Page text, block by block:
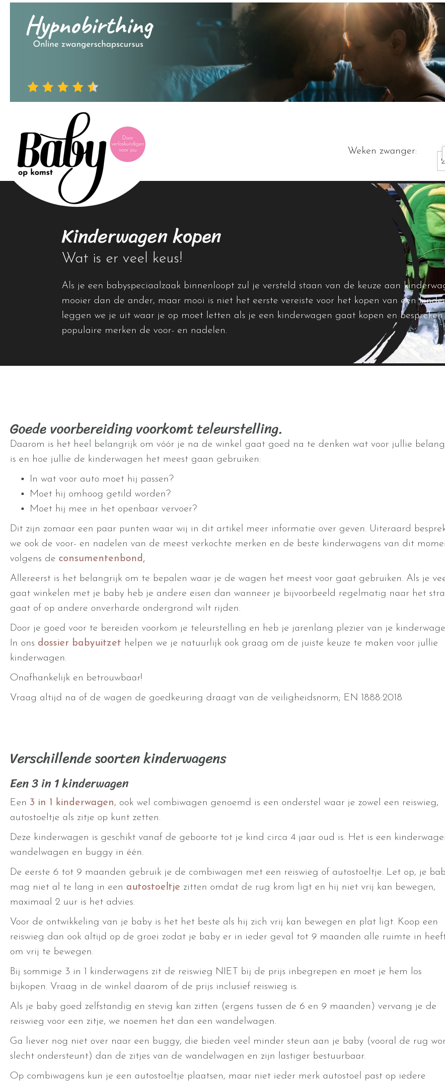
Weken zwanger:
Kinderwagen kopen
Wat is er veel keus!
Als je een babyspeciaalzaak binnenloopt zul je versteld staan van de keuze aan
mooier dan de ander, maar mooi is niet het eerste vereiste voor het kopen van een
leggen we je uit waar je op moet letten als je een kinderwagen gaat kopen en
populaire merken de voor- en nadelen.
Goede voorbereiding voorkomt teleurstelling.
Daarom is het heel belangrijk om vóór je na de winkel gaat goed na te denken wat voor jullie
is en hoe jullie de kinderwagen het meest gaan gebruiken:
In wat voor auto moet hij passen?
Moet hij omhoog getild worden?
Moet hij mee in het openbaar vervoer?
Dit zijn zomaar een paar punten waar wij in dit artikel meer informatie over geven. Uiteraard
we ook de voor- en nadelen van de meest verkochte merken en de beste kinderwagens van dit
volgens de consumentenbond,
Allereerst is het belangrijk om te bepalen waar je de wagen het meest voor gaat gebruiken. Als je
gaat winkelen met je baby heb je andere eisen dan wanneer je bijvoorbeeld regelmatig naar het
gaat of op andere onverharde ondergrond wilt rijden.
Door je goed voor te bereiden voorkom je teleurstelling en heb je jarenlang plezier van je
In ons dossier babyuitzet helpen we je natuurlijk ook graag om de juiste keuze te maken voor jullie
kinderwagen.
Onafhankelijk en betrouwbaar!
Vraag altijd na of de wagen de goedkeuring draagt van de veiligheidsnorm; EN 1888:2018
Verschillende soorten kinderwagens
Een 3 in 1 kinderwagen
Een 3 in 1 kinderwagen, ook wel combiwagen genoemd is een onderstel waar je zowel een reiswieg,
autostoeltje als zitje op kunt zetten.
Deze kinderwagen is geschikt vanaf de geboorte tot je kind circa 4 jaar oud is. Het is een
wandelwagen en buggy in één.
De eerste 6 tot 9 maanden gebruik je de combiwagen met een reiswieg of autostoeltje. Let op, je
mag niet al te lang in een autostoeltje zitten omdat de rug krom ligt en hij niet vrij kan bewegen,
maximaal 2 uur is het advies.
Voor de ontwikkeling van je baby is het het beste als hij zich vrij kan bewegen en plat ligt. Koop een
reiswieg dan ook altijd op de groei zodat je baby er in ieder geval tot 9 maanden alle ruimte in
om vrij te bewegen.
Bij sommige 3 in 1 kinderwagens zit de reiswieg NIET bij de prijs inbegrepen en moet je hem los
bijkopen. Vraag in de winkel daarom of de prijs inclusief reiswieg is.
Als je baby goed zelfstandig en stevig kan zitten (ergens tussen de 6 en 9 maanden) vervang je de
reiswieg voor een zitje, we noemen het dan een wandelwagen.
Ga liever nog niet over naar een buggy, die bieden veel minder steun aan je baby (vooral de rug
slecht ondersteunt) dan de zitjes van de wandelwagen en zijn lastiger bestuurbaar.
Op combiwagens kun je een autostoeltje plaatsen, maar niet ieder merk autostoel past op iedere